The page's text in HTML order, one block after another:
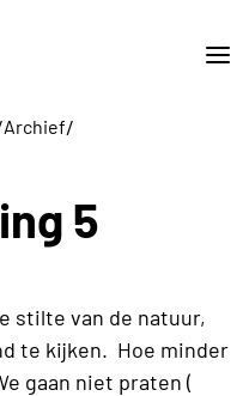
Archief/
5
stilte van de natuur,
te kijken. Hoe minder
gaan niet praten (